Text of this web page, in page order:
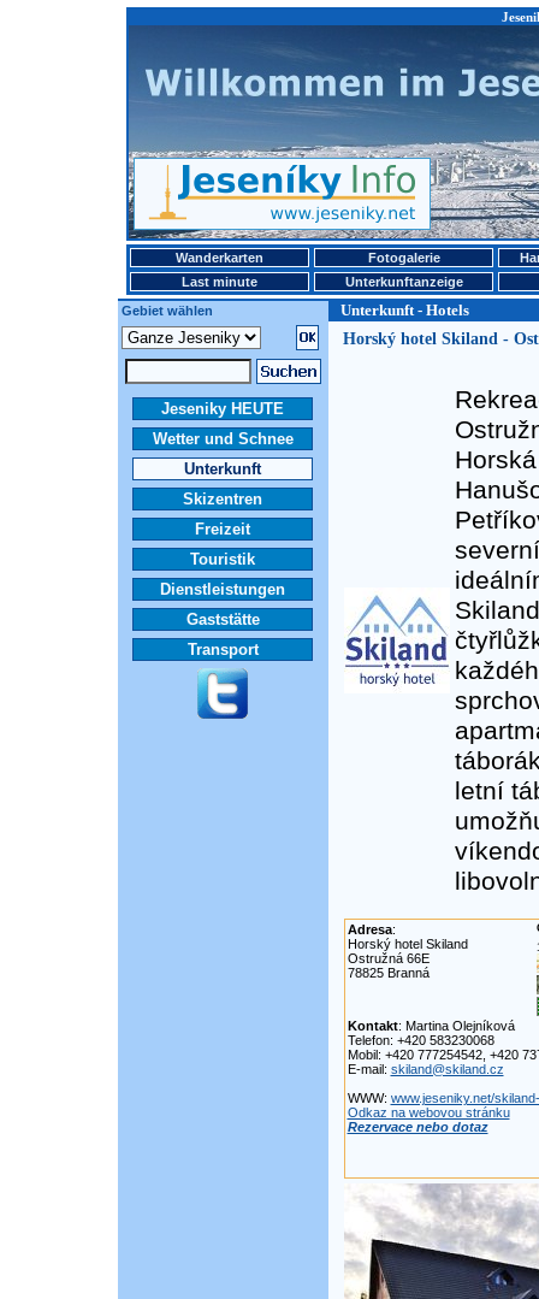
Wanderkarten Fotogalerie
Last minute
Unterkunftanzeige
Gebiet wählen
Unterkunft - Hotels
Jeseniky HEUTE
Wetter und Schnee
Unterkunft
Skizentren
Freizeit
Touristik
Dienstleistungen
Gaststätte
Transport
Horský hotel Skiland -
letní
Adresa:
Horský hotel Skiland
Ostružná 66E
78825 Branná
Kontakt: Martina Olejníková
Telefon: +420 583230068
Mobil: +420 777254542, +420
E-mail: skiland@skiland.cz
WWW: www.jeseniky.net/
Odkaz na webovou stránku
Rezervace nebo dotaz